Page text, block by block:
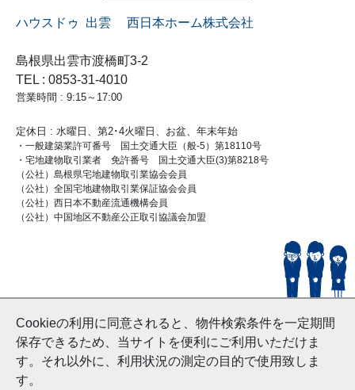
Cookieの利用に同意されると、物件検索条件を一定期間
保存できるため、当サイトを便利にご利用いただけま
す。それ以外に、利用状況の測定の目的で使用致しま
す。
ハウスドゥ 出雲 西日本ホーム株式会社
島根県出雲市渡橋町3-2
TEL : 0853-31-4010
営業時間 : 9:15～17:00
定休日 : 水曜日、第2･4火曜日、お盆、年末年始
・一般建築業許可番号 国土交通大臣（般-5）第18110号
・宅地建物取引業者 免許番号 国土交通大臣(3)第8218号
（公社）島根県宅地建物取引業協会会員
（公社）全国宅地建物取引業保証協会会員
（公社）西日本不動産流通機構会員
（公社）中国地区不動産公正取引協議会加盟
© HouseDoIzumo
and Nishinihon Home Co.ltd All Rights Reserved.